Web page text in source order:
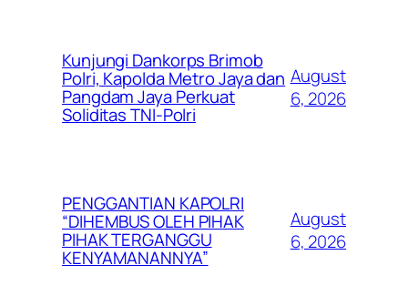
Kunjungi Dankorps Brimob
Polri, Kapolda Metro Jaya dan
Pangdam Jaya Perkuat
Soliditas TNI-Polri
August
6, 2026
PENGGANTIAN KAPOLRI
“DIHEMBUS OLEH PIHAK
PIHAK TERGANGGU
KENYAMANANNYA”
August
6, 2026